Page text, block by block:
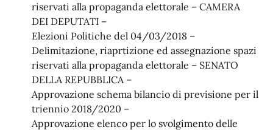
riservati alla propaganda elettorale – CAMERA
DEI DEPUTATI –
Elezioni Politiche del 04/03/2018 –
Delimitazione, riaprtizione ed assegnazione spazi
riservati alla propaganda elettorale – SENATO
DELLA REPUBBLICA –
Approvazione schema bilancio di previsione per il
triennio 2018/2020 –
Approvazione elenco per lo svolgimento delle